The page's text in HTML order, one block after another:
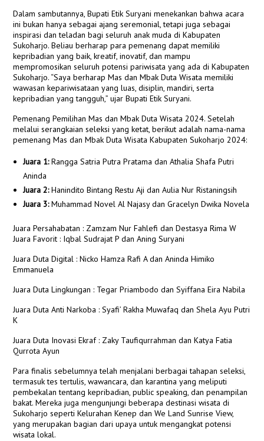
Dalam sambutannya, Bupati Etik Suryani menekankan bahwa acara
ini bukan hanya sebagai ajang seremonial, tetapi juga sebagai
inspirasi dan teladan bagi seluruh anak muda di Kabupaten
Sukoharjo. Beliau berharap para pemenang dapat memiliki
kepribadian yang baik, kreatif, inovatif, dan mampu
mempromosikan seluruh potensi pariwisata yang ada di Kabupaten
Sukoharjo. “Saya berharap Mas dan Mbak Duta Wisata memiliki
wawasan kepariwisataan yang luas, disiplin, mandiri, serta
kepribadian yang tangguh,” ujar Bupati Etik Suryani​.
Pemenang Pemilihan Mas dan Mbak Duta Wisata 2024. Setelah
melalui serangkaian seleksi yang ketat, berikut adalah nama-nama
pemenang Mas dan Mbak Duta Wisata Kabupaten Sukoharjo 2024:
Juara 1:Rangga Satria Putra Pratama dan Athalia Shafa Putri
Aninda
Juara 2:Hanindito Bintang Restu Aji dan Aulia Nur Ristaningsih
Juara 3:Muhammad Novel Al Najasy dan Gracelyn Dwika Novela
Juara Persahabatan : Zamzam Nur Fahlefi dan Destasya Rima W
Juara Favorit : Iqbal Sudrajat P dan Aning Suryani
Juara Duta Digital : Nicko Hamza Rafi A dan Aninda Himiko
Emmanuela
Juara Duta Lingkungan : Tegar Priambodo dan Syiffana Eira Nabila
Juara Duta Anti Narkoba : Syafi’ Rakha Muwafaq dan Shela Ayu Putri
K
Juara Duta Inovasi Ekraf : Zaky Taufiqurrahman dan Katya Fatia
Qurrota Ayun
Para finalis sebelumnya telah menjalani berbagai tahapan seleksi,
termasuk tes tertulis, wawancara, dan karantina yang meliputi
pembekalan tentang kepribadian, public speaking, dan penampilan
bakat. Mereka juga mengunjungi beberapa destinasi wisata di
Sukoharjo seperti Kelurahan Kenep dan We Land Sunrise View,
yang merupakan bagian dari upaya untuk mengangkat potensi
wisata lokal​.